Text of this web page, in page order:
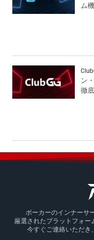
ム
ン
徹
ポーカーのインナーサ
厳選されたプラットフォー
今すぐご連絡いただき